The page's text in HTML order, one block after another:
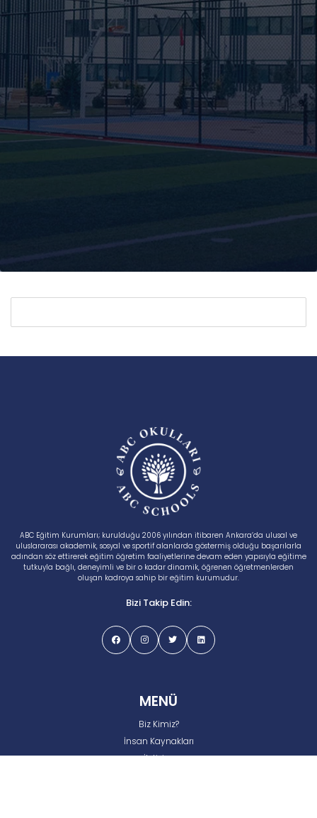
ABC Eğitim Kurumları; kurulduğu 2006 yılından itibaren Ankara’da ulusal ve
uluslararası akademik, sosyal ve sportif alanlarda göstermiş olduğu başarılarla
adından söz ettirerek eğitim öğretim faaliyetlerine devam eden yapısıyla eğitime
tutkuyla bağlı, deneyimli ve bir o kadar dinamik, öğrenen öğretmenlerden
oluşan kadroya sahip bir eğitim kurumudur.
Bizi Takip Edin:
MENÜ
Biz Kimiz?
İnsan Kaynakları
İletişim